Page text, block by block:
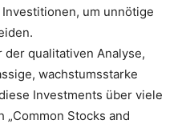
um unnötige
der qualitativen Analyse,
wachstumsstarke
Investments über viele
„Common Stocks and